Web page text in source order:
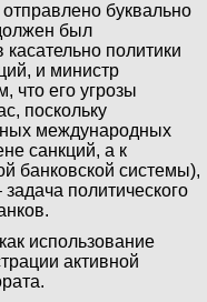
буквально
был
политики
и министр
что его угрозы
поскольку
международных
санкций, а к
банковской системы),
политического
использование
активной